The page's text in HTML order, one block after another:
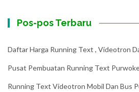
Pos-pos Terbaru
Daftar Harga Running Text , Videotron
Pusat Pembuatan Running Text
Running Text Videotron Mobil Dan Bus